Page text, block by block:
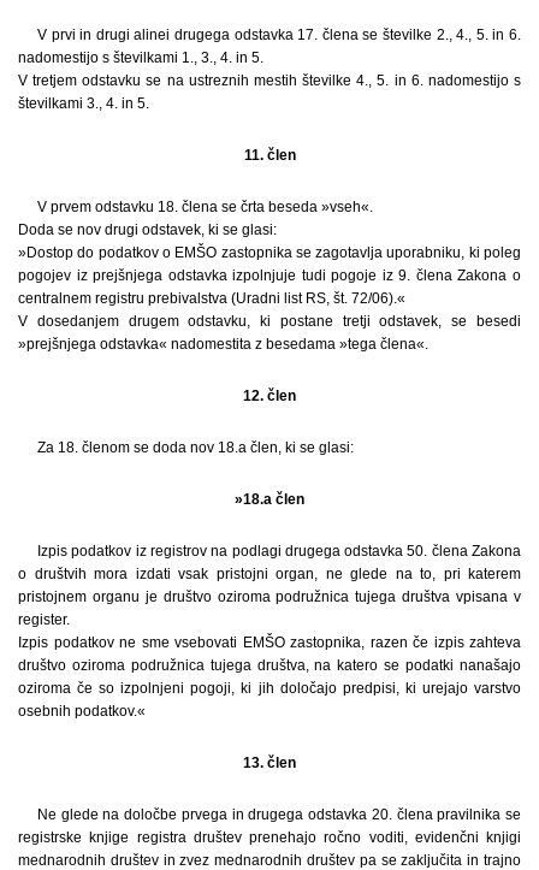
V prvi in drugi alinei drugega odstavka 17. člena se številke 2., 4., 5. in 6.
nadomestijo s številkami 1., 3., 4. in 5.
V tretjem odstavku se na ustreznih mestih številke 4., 5. in 6. nadomestijo s
številkami 3., 4. in 5.
11. člen
V prvem odstavku 18. člena se črta beseda »vseh«.
Doda se nov drugi odstavek, ki se glasi:
»Dostop do podatkov o EMŠO zastopnika se zagotavlja uporabniku, ki poleg
pogojev iz prejšnjega odstavka izpolnjuje tudi pogoje iz 9. člena Zakona o
centralnem registru prebivalstva (Uradni list RS, št. 72/06).«
V dosedanjem drugem odstavku, ki postane tretji odstavek, se besedi
»prejšnjega odstavka« nadomestita z besedama »tega člena«.
12. člen
Za 18. členom se doda nov 18.a člen, ki se glasi:
»18.a člen
Izpis podatkov iz registrov na podlagi drugega odstavka 50. člena Zakona
o društvih mora izdati vsak pristojni organ, ne glede na to, pri katerem
pristojnem organu je društvo oziroma podružnica tujega društva vpisana v
register.
Izpis podatkov ne sme vsebovati EMŠO zastopnika, razen če izpis zahteva
društvo oziroma podružnica tujega društva, na katero se podatki nanašajo
oziroma če so izpolnjeni pogoji, ki jih določajo predpisi, ki urejajo varstvo
osebnih podatkov.«
13. člen
Ne glede na določbe prvega in drugega odstavka 20. člena pravilnika se
registrske knjige registra društev prenehajo ročno voditi, evidenčni knjigi
mednarodnih društev in zvez mednarodnih društev pa se zaključita in trajno